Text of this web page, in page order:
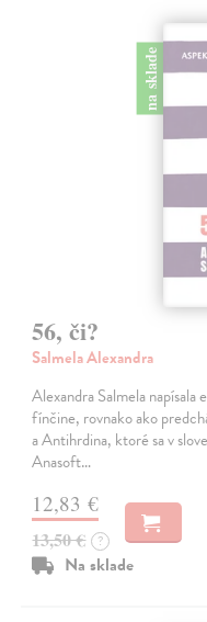
na sklade
56, či?
Salmela Alexandra
Alexandra Salmela
fínčine, rovnako ako
a Antihrdina, ktoré sa v
Anasoft…
12,83 €
13,50 € ?
Na sklade